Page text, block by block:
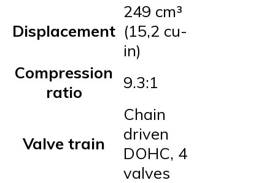
Displacement
249 cm³
(15,2 cu-
in)
Compression
ratio
9.3:1
Valve train
Chain
driven
DOHC, 4
valves